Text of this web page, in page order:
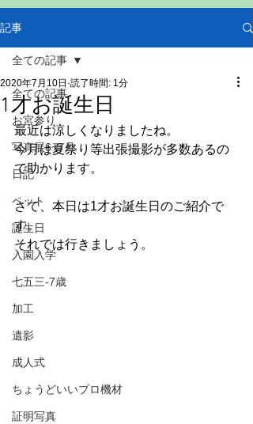
記事
全ての記事
お宮参り
写真展6~7月
日記
ペット
誕生日
入園入学
七五三-7歳
加工
遺影
成人式
ちょうどいいプロ機材
証明写真
全ての記事
1才お誕生日
2020年7月10日 読了時間: 1分
最近は涼しくなりましたね。
今月は夏祭り等出張撮影が多数あるの
で助かります。
さて、本日は1才お誕生日のご紹介で
す。
それでは行きましょう。